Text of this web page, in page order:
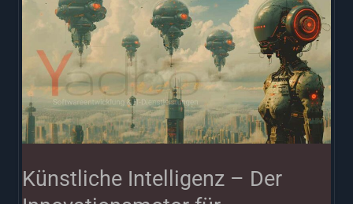
Künstliche Intelligenz – Der
Intelligenz
Der
Innovationsmotor
für
zukunftsweisende